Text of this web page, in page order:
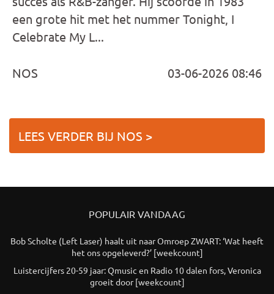
een grote hit met het nummer Tonight, I
Celebrate My L...
NOS 03-06-2026 08:46
LEES VERDER BIJ NOS >
POPULAIR VANDAAG
Bob Scholte (Left Laser) haalt uit naar Omroep ZWART: ‘Wat heeft
het ons opgeleverd?’ [weekcount]
Luistercijfers 20-59 jaar: Qmusic en Radio 10 dalen fors, Veronica
groeit door [weekcount]